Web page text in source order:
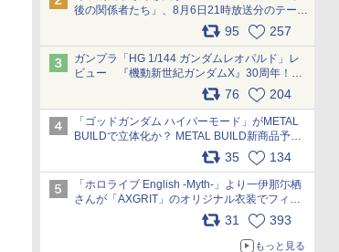
後の関係者たち」、8月6日21時放送分のテーマ
は「超合金」！ pic.x.com/uWyt1uyuFm
95 257
ガンプラ「HG 1/144 ガンダムレオパルド」レ
ビュー 『機動新世紀ガンダムX』30周年！イ
ンナーアームガトリングの変形機構まで再現し
最新フォーマットでキット化！
pic.x.com/nszPIDTpbg
76 204
「ゴッドガンダム ハイパーモード」がMETAL
BUILDで立体化か？ METAL BUILD新商品予告
が公開 pic.x.com/HIcLLIM3ar35 134
「ホロライブ English -Myth-」より一伊那尓栖
さんが「AXGRIT」のオリジナル衣装でフィギ
ュア化 pic.x.com/YMGhdIAzNa
31 393
もっと見る